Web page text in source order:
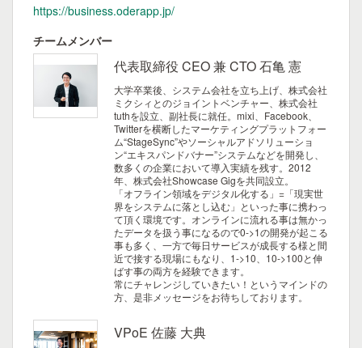
https://business.oderapp.jp/
チームメンバー
代表取締役 CEO 兼 CTO 石亀 憲
大学卒業後、システム会社を立ち上げ、株式会社
ミクシィとのジョイントベンチャー、株式会社
tuthを設立、副社長に就任。mixi、Facebook、
Twitterを横断したマーケティングプラットフォー
ム“StageSync”やソーシャルアドソリューショ
ン“エキスパンドバナー”システムなどを開発し、
数多くの企業において導入実績を残す。2012
年、株式会社Showcase Gigを共同設立。
「オフライン領域をデジタル化する」=「現実世
界をシステムに落とし込む」といった事に携わっ
て頂く環境です。オンラインに流れる事は無かっ
たデータを扱う事になるので0->1の開発が起こる
事も多く、一方で毎日サービスが成長する様と間
近で接する現場にもなり、1->10、10->100と伸
ばす事の両方を経験できます。
常にチャレンジしていきたい！というマインドの
方、是非メッセージをお待ちしております。
VPoE 佐藤 大典